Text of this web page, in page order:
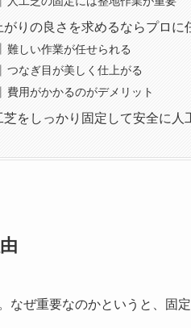
がりの良さを求めるならプロに
難しい作業が任せられる
つなぎ目が美しく仕上がる
費用がかかるのがデメリット
芝をしっかり固定して安全に人
なぜ重要なのかというと、固